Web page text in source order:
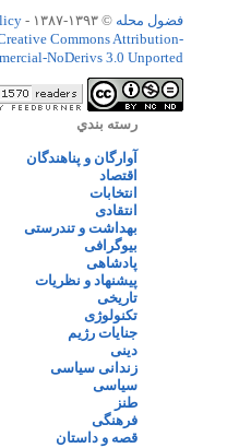
فضول محله © ۱۳۹۳-۱۳۸۷ -
Commons Attribution-
NoDerivs 3.0 Unported
رسته بندي
آوارگان و پناهندگان
اقتصاد
انتخابات
انتقادی
بهداشت و تندرستی
بیوگرافی
پادشاهی
پیشنهاد و نظریات
تاریخی
تکنولوژی
جنایات رژیم
دینی
زندانی سیاسی
سیاسی
طنز
فرهنگی
قصه و داستان